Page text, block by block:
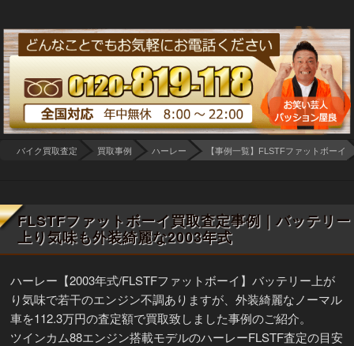
バイク買取査定 買取事例 ハーレー 【事例一覧】FLSTFファットボーイ
FLSTFファットボーイ買取査定事例｜バッテリー
上り気味も外装綺麗な2003年式
ハーレー【2003年式/FLSTFファットボーイ】バッテリー上が
り気味で若干のエンジン不調ありますが、外装綺麗なノーマル
車を112.3万円の査定額で買取致しました事例のご紹介。
ツインカム88エンジン搭載モデルのハーレーFLSTF査定の目安